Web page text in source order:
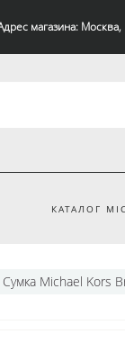
магазина:
КАТАЛОГ
Сумка Michael Kors